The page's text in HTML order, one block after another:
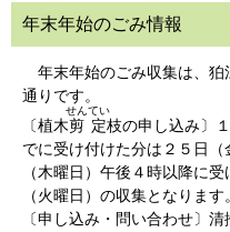
年末年始のごみ情報
年末年始のごみ収集は、狛
通りです。
〔植木剪定
せんてい
枝の申し込み〕
でに受け付けた分は２５日
（木曜日）午後４時以降に
（火曜日）の収集となります。
〔申し込み・問い合わせ〕